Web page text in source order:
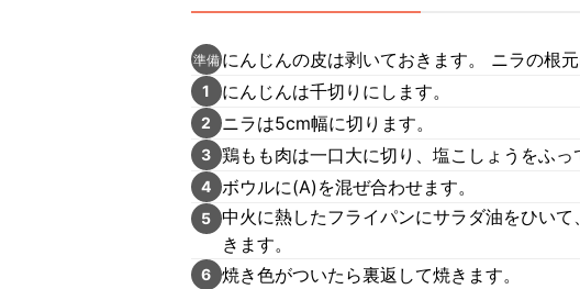
準備 にんじんの皮は剥いておきます。 ニラの根
1 にんじんは千切りにします。
2 ニラは5cm幅に切ります。
3 鶏もも肉は一口大に切り、塩こしょうをふっ
4 ボウルに(A)を混ぜ合わせます。
5 中火に熱したフライパンにサラダ油をひい
きます。
6 焼き色がついたら裏返して焼きます。